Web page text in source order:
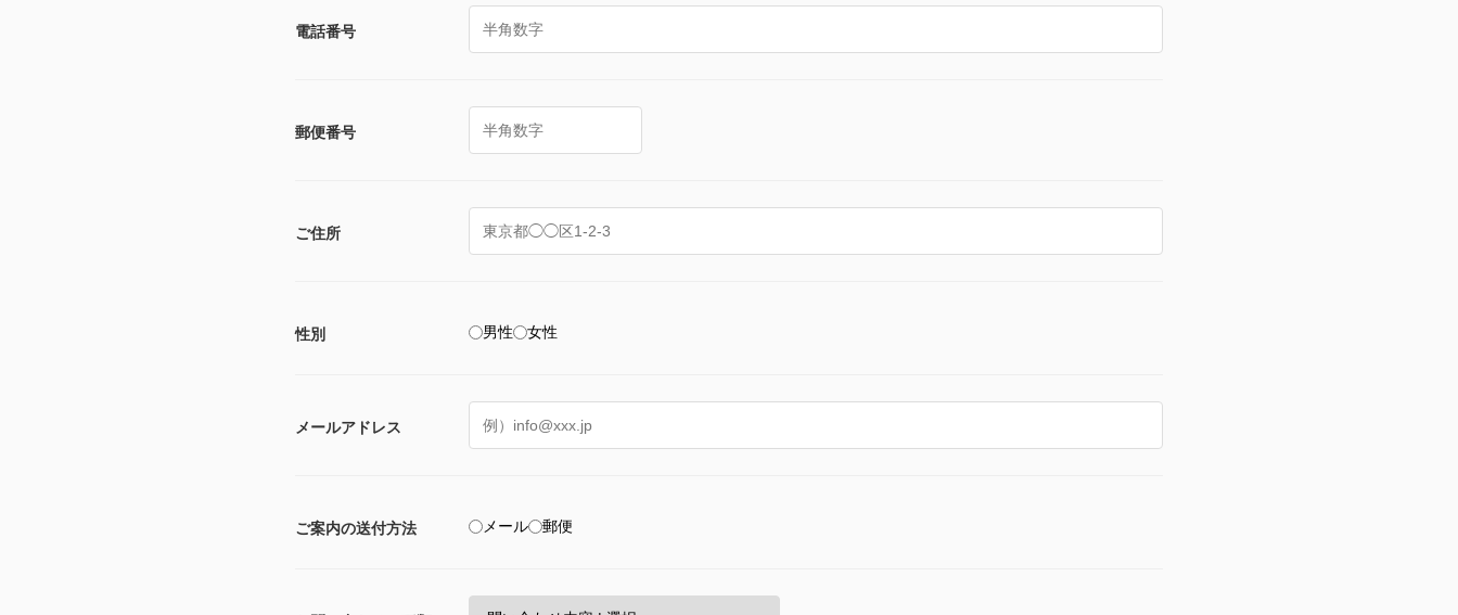
電話番号
郵便番号
ご住所
性別 男性 女性
メールアドレス
ご案内の送付方法 メール 郵便